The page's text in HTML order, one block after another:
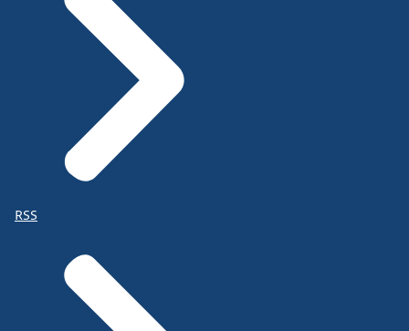
RSS